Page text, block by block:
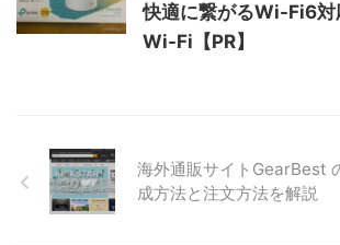
快適に繋がるWi-Fi6対
Wi-Fi【PR】
海外通販サイトGearBest
成方法と注文方法を解説